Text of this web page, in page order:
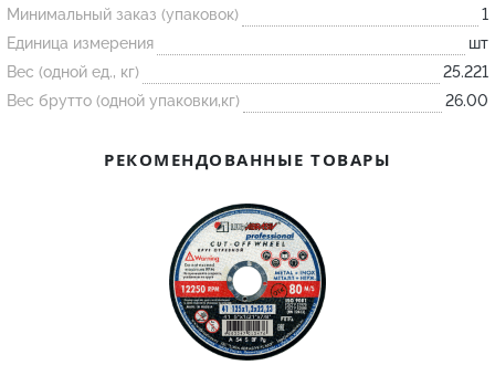
Подставка
Лодочка
Контакт
Желоб
Минимальный заказ (упаковок)
1
Единица измерения
шт
Вес (одной ед., кг)
25.221
Вес брутто (одной упаковки,кг)
26.00
РЕКОМЕНДОВАННЫЕ ТОВАРЫ